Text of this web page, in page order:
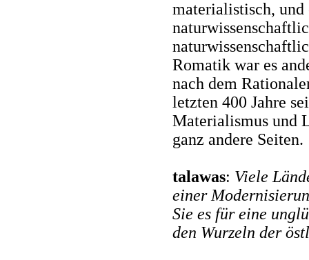
materialistisch, und
Romatik war es
nach dem
letzten 400 Jahre
Materialismus und
ganz andere Seiten.
talawas: Viele
einer
Sie es für eine
den Wurzeln der